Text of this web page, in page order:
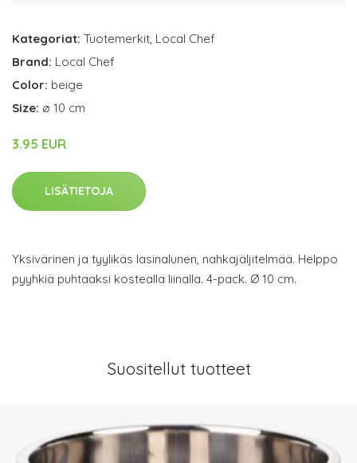
Kategoriat: Tuotemerkit Local Chef
Brand: Local Chef
Color: beige
Size: ø 10 cm
3.95 EUR
LISÄTIETOJA
Yksivärinen ja tyylikäs lasinalunen, nahkajäljitelmää. Helppo
pyyhkiä puhtaaksi kostealla liinalla. 4-pack. Ø 10 cm.
Suositellut tuotteet